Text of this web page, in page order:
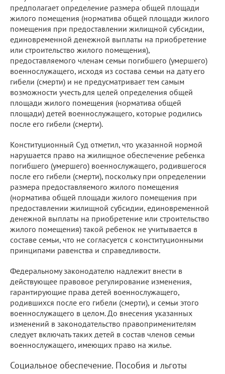
предполагает определение размера общей площади
жилого помещения (норматива общей площади жилого
помещения при предоставлении жилищной субсидии,
единовременной денежной выплаты на приобретение
или строительство жилого помещения),
предоставляемого членам семьи погибшего (умершего)
военнослужащего, исходя из состава семьи на дату его
гибели (смерти) и не предусматривает тем самым
возможности учесть для целей определения общей
площади жилого помещения (норматива общей
площади) детей военнослужащего, которые родились
после его гибели (смерти).
Конституционный Суд отметил, что указанной нормой
нарушается право на жилищное обеспечение ребенка
погибшего (умершего) военнослужащего, родившегося
после его гибели (смерти), поскольку при определении
размера предоставляемого жилого помещения
(норматива общей площади жилого помещения при
предоставлении жилищной субсидии, единовременной
денежной выплаты на приобретение или строительство
жилого помещения) такой ребенок не учитывается в
составе семьи, что не согласуется с конституционными
принципами равенства и справедливости.
Федеральному законодателю надлежит внести в
действующее правовое регулирование изменения,
гарантирующие права детей военнослужащего,
родившихся после его гибели (смерти), и семьи этого
военнослужащего в целом. До внесения указанных
изменений в законодательство правоприменителям
следует включать таких детей в состав членов семьи
военнослужащего, имеющих право на жилье.
Социальное обеспечение. Пособия и льготы